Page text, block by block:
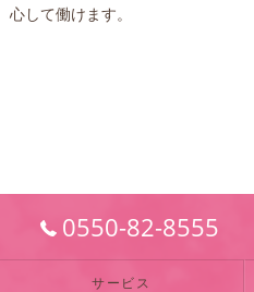
心して働けます。
0550-82-8555
サービス